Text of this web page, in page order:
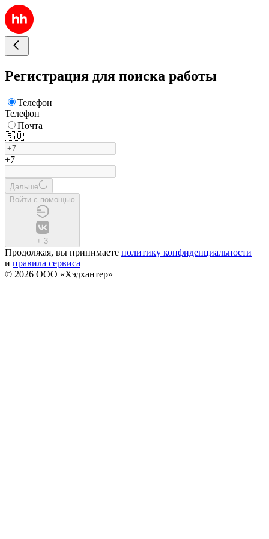
Регистрация для поиска работы
Телефон
Телефон
Почта
🇷🇺
+7
Дальше
Войти с помощью
+ 3
Продолжая, вы принимаете политику конфиденциальности
и правила сервиса
© 2026 ООО «Хэдхантер»